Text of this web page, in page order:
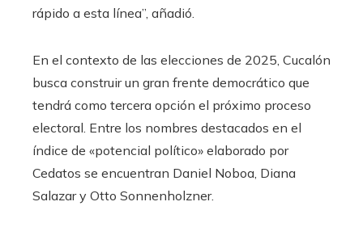
rápido a esta línea”, añadió.
En el contexto de las elecciones de 2025, Cucalón
busca construir un gran frente democrático que
tendrá como tercera opción el próximo proceso
electoral. Entre los nombres destacados en el
índice de «potencial político» elaborado por
Cedatos se encuentran Daniel Noboa, Diana
Salazar y Otto Sonnenholzner.